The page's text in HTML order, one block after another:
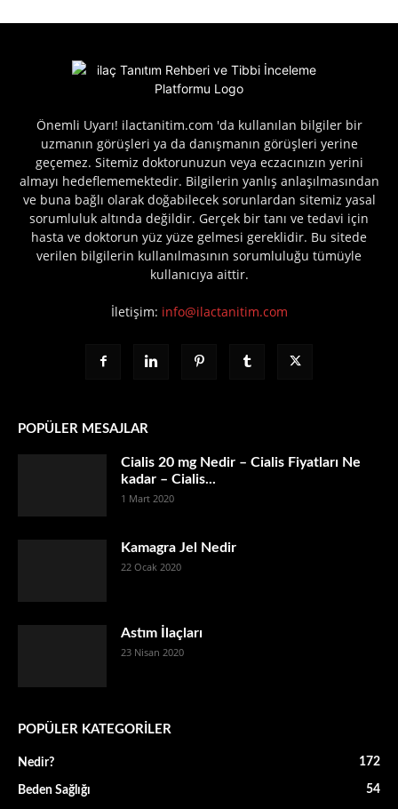
Önemli Uyarı! ilactanitim.com 'da kullanılan bilgiler bir
uzmanın görüşleri ya da danışmanın görüşleri yerine
geçemez. Sitemiz doktorunuzun veya eczacınızın yerini
almayı hedeflememektedir. Bilgilerin yanlış anlaşılmasından
ve buna bağlı olarak doğabilecek sorunlardan sitemiz yasal
sorumluluk altında değildir. Gerçek bir tanı ve tedavi için
hasta ve doktorun yüz yüze gelmesi gereklidir. Bu sitede
verilen bilgilerin kullanılmasının sorumluluğu tümüyle
kullanıcıya aittir.
İletişim: info@ilactanitim.com
POPÜLER MESAJLAR
Cialis 20 mg Nedir – Cialis Fiyatları Ne
kadar – Cialis...
1 Mart 2020
Kamagra Jel Nedir
22 Ocak 2020
Astım İlaçları
23 Nisan 2020
POPÜLER KATEGORİLER
Nedir? 172
Beden Sağlığı 54